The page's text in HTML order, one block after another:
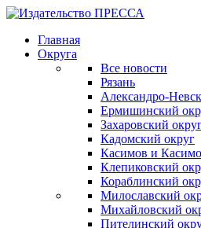
Главная
Округа
Все новости
Рязань
Александро-
Ермишинский
Захаровский
Кадомский округ
Касимов и
Клепиковский
Кораблинский
Милославский
Михайловский
Пителинский